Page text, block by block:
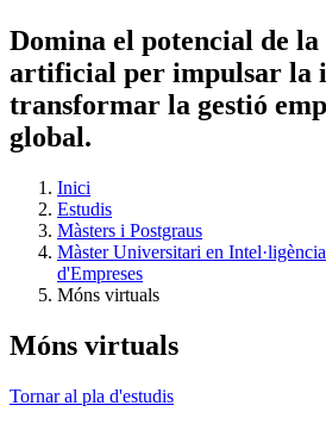
Domina el potencial de
artificial per impulsar la
transformar la gestió
global.
Inici
Estudis
Màsters i Postgraus
Màster Universitari en
d'Empreses
Móns virtuals
Móns virtuals
Tornar al pla d'estudis